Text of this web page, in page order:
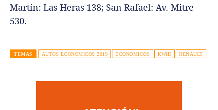
Martín: Las Heras 138; San Rafael: Av. Mitre
530.
TEMAS AUTOS ECONOMICOS 2019 ECONOMICOS KWID RENAULT